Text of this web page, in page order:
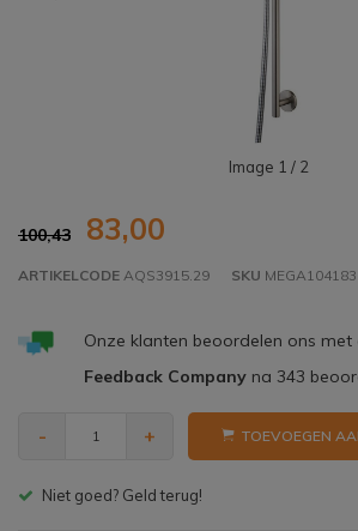
Image 1 / 2
100,43 83,00
ARTIKELCODE AQS3915.29 SKU MEGA104183
Onze klanten beoordelen ons met
Feedback Companyna 343
- + TOEVOEGEN
Gratis bezorgen v.a. € 150,- (NL)